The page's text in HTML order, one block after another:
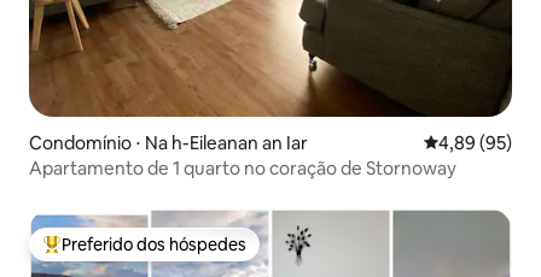
Condomínio ⋅ Na h-Eileanan an Iar 4,89 de uma
4,89 (95)
Apartamento de 1 quarto no coração de Stornoway
Entre os melhores preferidos dos hóspedes
Preferido dos hóspedes